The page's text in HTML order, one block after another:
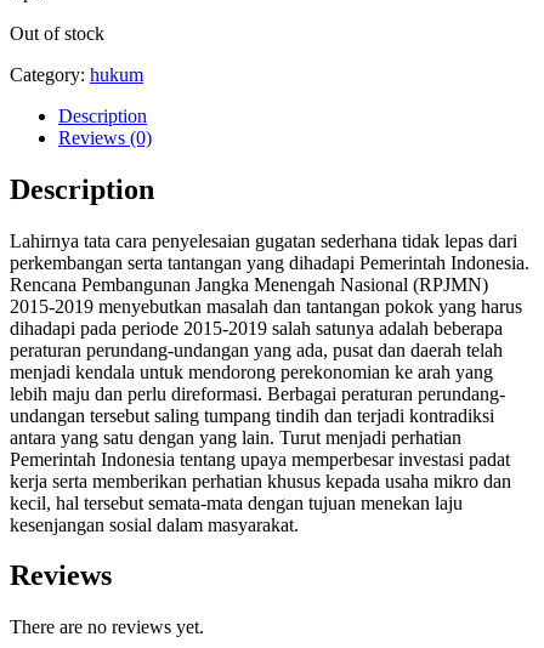
Out of stock
Category: hukum
Description
Reviews (0)
Description
Lahirnya tata cara penyelesaian gugatan sederhana tidak lepas dari
perkembangan serta tantangan yang dihadapi Pemerintah Indonesia.
Rencana Pembangunan Jangka Menengah Nasional (RPJMN)
2015-2019 menyebutkan masalah dan tantangan pokok yang harus
dihadapi pada periode 2015-2019 salah satunya adalah beberapa
peraturan perundang-undangan yang ada, pusat dan daerah telah
menjadi kendala untuk mendorong perekonomian ke arah yang
lebih maju dan perlu direformasi. Berbagai peraturan perundang-
undangan tersebut saling tumpang tindih dan terjadi kontradiksi
antara yang satu dengan yang lain. Turut menjadi perhatian
Pemerintah Indonesia tentang upaya memperbesar investasi padat
kerja serta memberikan perhatian khusus kepada usaha mikro dan
kecil, hal tersebut semata-mata dengan tujuan menekan laju
kesenjangan sosial dalam masyarakat.
Reviews
There are no reviews yet.